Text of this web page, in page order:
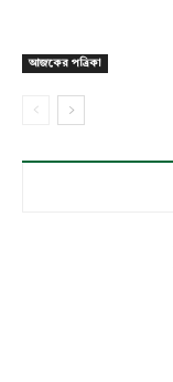
আজকের পত্রিকা